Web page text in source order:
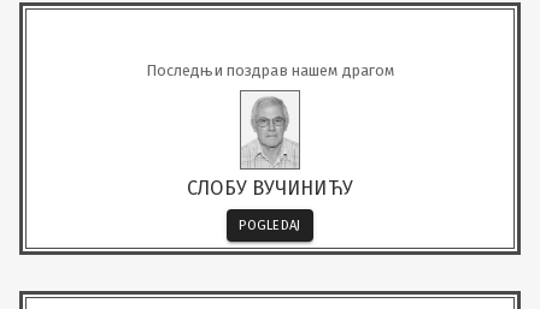
Последњи поздрав нашем драгом
СЛОБУ ВУЧИНИЋУ
POGLEDAJ